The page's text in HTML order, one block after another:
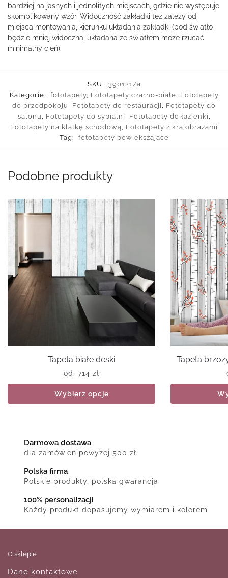
bardziej na jasnych i jednolitych miejscach, gdzie nie występuje
skomplikowany wzór. Widoczność zakładki tez zależy od
miejsca montowania, kierunku układania zakładki (pod światło
będzie mniej widoczna, układana ze światłem może rzucać
minimalny cień).
SKU:
390121/a
Kategorie:
fototapety, Fototapety czarno-białe, Fototapety
do przedpokoju , Fototapety do restauracji , Fototapety do
salonu , Fototapety do sypialni , Fototapety do łazienki ,
Fototapety na klatkę schodową, Fototapety z krajobrazami
Tag:
fototapety powiększające
Podobne produkty
Tapeta białe deski
od: 714 zł
Wybierz opcje
Tapeta
Darmowa dostawa
dla zamówień powyżej 500 zł
Polska firma
Polskie produkty, polska gwarancja
100% personalizacji
Każdy produkt dopasujemy wymiarem i kolorem
O sklepie
Dane kontaktowe